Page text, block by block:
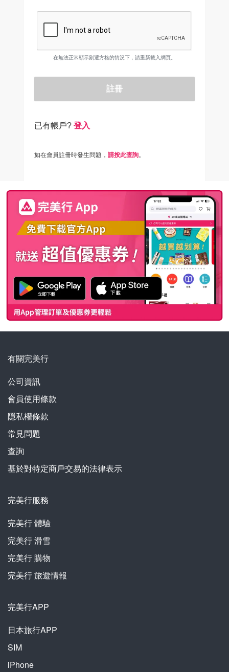
在無法正常顯示剔選方格的情況下，請重新載入網頁。
註冊
已有帳戶? 登入
如在會員註冊時發生問題， 請按此查詢。
有關完美行
公司資訊
會員使用條款
隱私權條款
常見問題
查詢
基於對特定商戶交易的法律表示
完美行服務
完美行體驗
完美行滑雪
完美行購物
完美行旅遊情報
完美行APP
日本旅行APP
SIM
iPhone